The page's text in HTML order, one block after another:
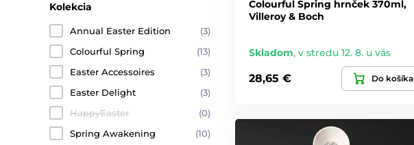
Kolekcia
Annual Easter Edition
(3)
Colourful Spring
(13)
Easter Accessoires
(3)
Easter Delight
(3)
HappyEaster
(0)
Spring Awakening
(10)
Colourful Spring hrnček 370ml,
Villeroy & Boch
Skladom, v stredu 12. 8. u vás
28,65 € Do košíka